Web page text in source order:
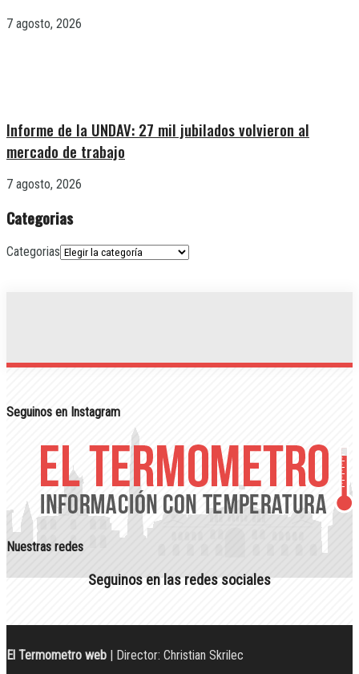
7 agosto, 2026
Informe de la UNDAV: 27 mil jubilados volvieron al
mercado de trabajo
7 agosto, 2026
Categorias
Categorias
Seguinos en Instagram
Nuestras redes
Seguinos en las redes sociales
El Termometro web | Director: Christian Skrilec